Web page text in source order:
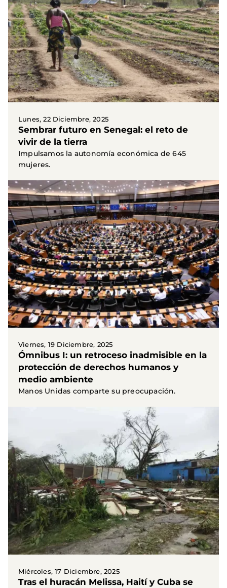
Lunes, 22 Diciembre, 2025
Sembrar futuro en Senegal: el reto de
vivir de la tierra
Impulsamos la autonomía económica de 645
mujeres.
Viernes, 19 Diciembre, 2025
Ómnibus I: un retroceso inadmisible en la
protección de derechos humanos y
medio ambiente
Manos Unidas comparte su preocupación.
Miércoles, 17 Diciembre, 2025
Tras el huracán Melissa, Haití y Cuba se